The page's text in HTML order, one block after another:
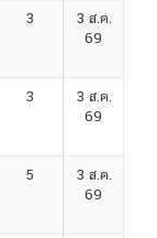
3
3 ส.ค.
69
3
3 ส.ค.
69
5
3 ส.ค.
69